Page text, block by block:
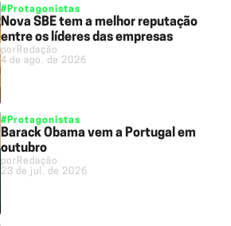
#Protagonistas
Nova SBE tem a melhor reputação
entre os líderes das empresas
por Redação
4 de ago. de 2026
#Protagonistas
Barack Obama vem a Portugal em
outubro
por Redação
23 de jul. de 2026